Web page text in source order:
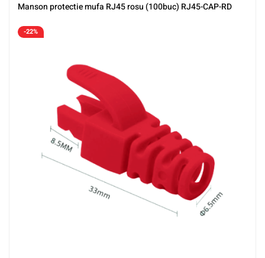
Manson protectie mufa RJ45 rosu (100buc) RJ45-CAP-RD
-22%